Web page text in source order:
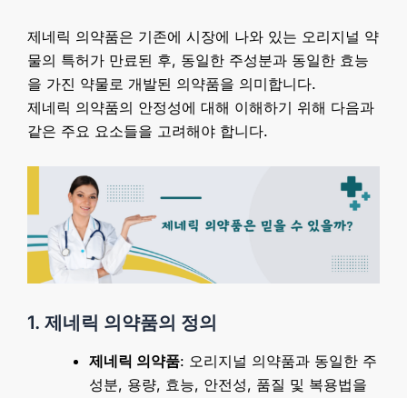
제네릭 의약품은 기존에 시장에 나와 있는 오리지널 약
물의 특허가 만료된 후, 동일한 주성분과 동일한 효능
을 가진 약물로 개발된 의약품을 의미합니다.
제네릭 의약품의 안정성에 대해 이해하기 위해 다음과
같은 주요 요소들을 고려해야 합니다.
1. 제네릭 의약품의 정의
제네릭 의약품: 오리지널 의약품과 동일한 주
성분, 용량, 효능, 안전성, 품질 및 복용법을